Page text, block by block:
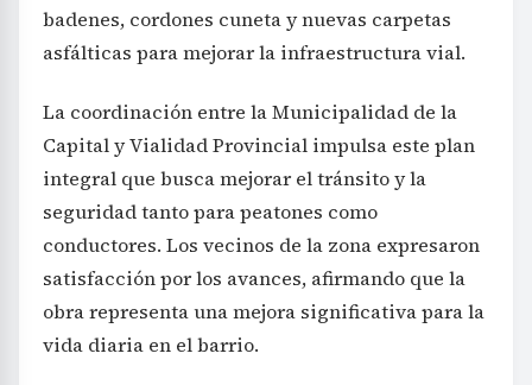
badenes, cordones cuneta y nuevas carpetas
asfálticas para mejorar la infraestructura vial.
La coordinación entre la Municipalidad de la
Capital y Vialidad Provincial impulsa este plan
integral que busca mejorar el tránsito y la
seguridad tanto para peatones como
conductores. Los vecinos de la zona expresaron
satisfacción por los avances, afirmando que la
obra representa una mejora significativa para la
vida diaria en el barrio.